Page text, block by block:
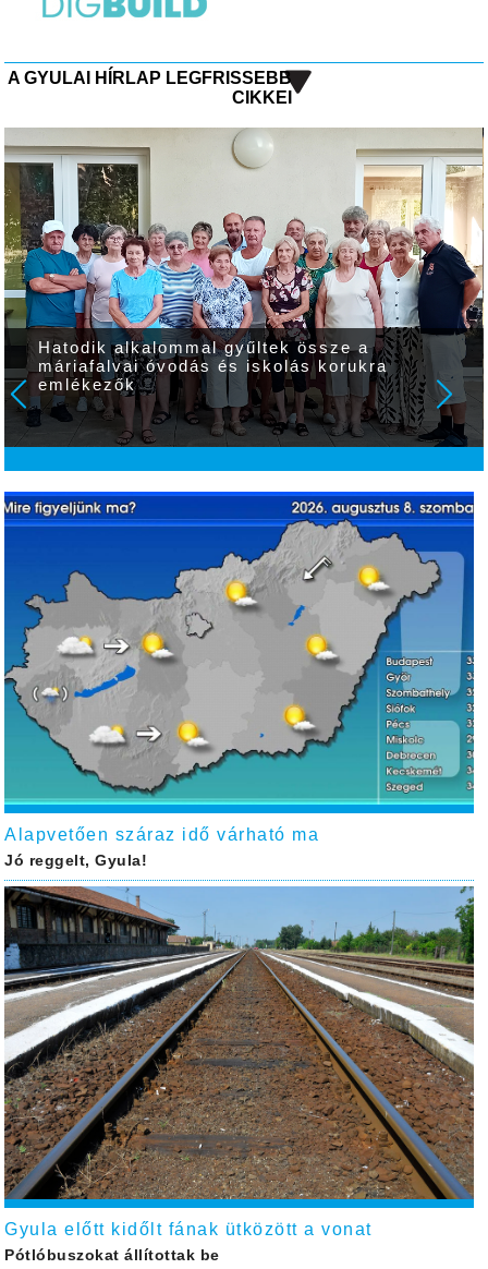
A GYULAI HÍRLAP LEGFRISSEBB
CIKKEI
Hatodik alkalommal gyűltek össze a
máriafalvai óvodás és iskolás korukra
emlékezők
Alapvetően száraz idő várható ma
Jó reggelt, Gyula!
Gyula előtt kidőlt fának ütközött a vonat
Pótlóbuszokat állítottak be